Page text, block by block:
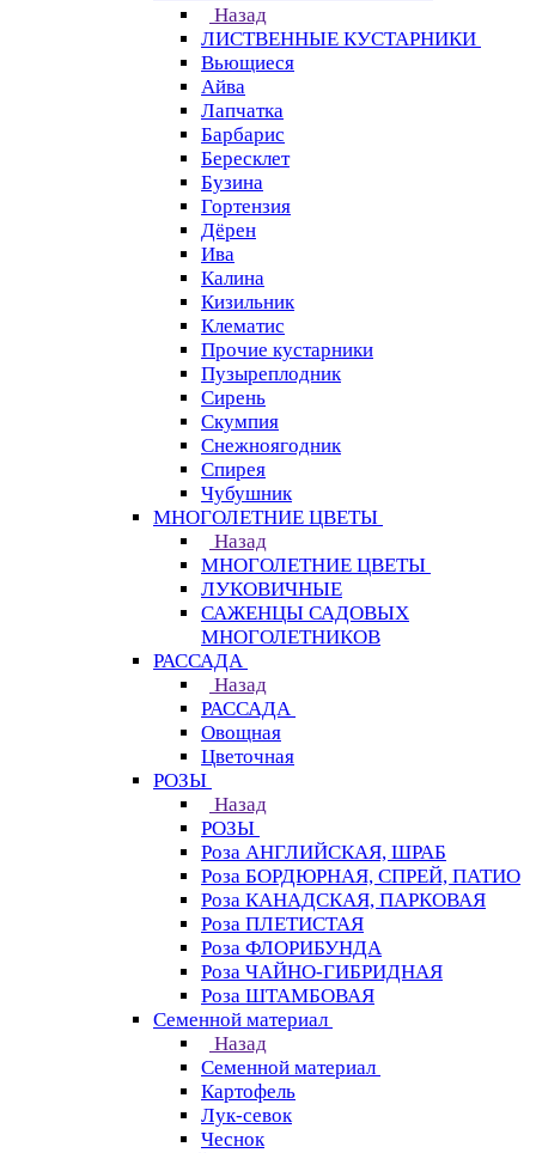
Назад
ЛИСТВЕННЫЕ КУСТАРНИКИ
Вьющиеся
Айва
Лапчатка
Барбарис
Бересклет
Бузина
Гортензия
Дёрен
Ива
Калина
Кизильник
Клематис
Прочие кустарники
Пузыреплодник
Сирень
Скумпия
Снежноягодник
Спирея
Чубушник
МНОГОЛЕТНИЕ ЦВЕТЫ
Назад
МНОГОЛЕТНИЕ ЦВЕТЫ
ЛУКОВИЧНЫЕ
САЖЕНЦЫ САДОВЫХ
МНОГОЛЕТНИКОВ
РАССАДА
Назад
РАССАДА
Овощная
Цветочная
РОЗЫ
Назад
РОЗЫ
Роза АНГЛИЙСКАЯ, ШРАБ
Роза БОРДЮРНАЯ, СПРЕЙ, ПАТИО
Роза КАНАДСКАЯ, ПАРКОВАЯ
Роза ПЛЕТИСТАЯ
Роза ФЛОРИБУНДА
Роза ЧАЙНО-ГИБРИДНАЯ
Роза ШТАМБОВАЯ
Семенной материал
Назад
Семенной материал
Картофель
Лук-севок
Чеснок